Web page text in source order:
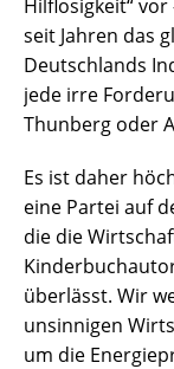
Hilflosigkeit“
seit Jahren das
Deutschlands
jede irre
Thunberg oder
Es ist daher
eine Partei auf
die die
überlässt. Wir
unsinnigen
um die